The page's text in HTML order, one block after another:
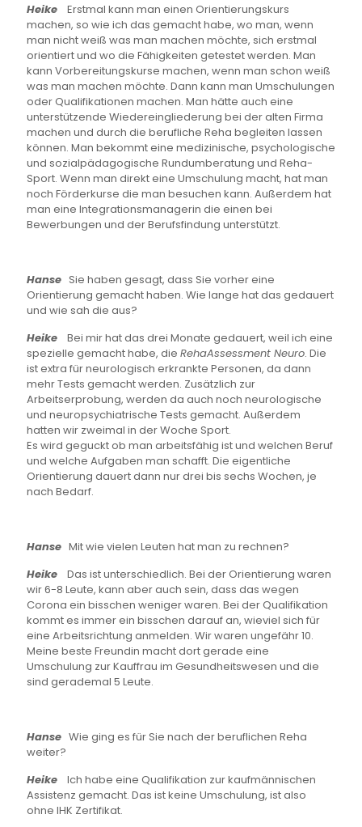
Heike Erstmal kann man einen Orientierungskurs
machen, so wie ich das gemacht habe, wo man, wenn
man nicht weiß was man machen möchte, sich erstmal
orientiert und wo die Fähigkeiten getestet werden. Man
kann Vorbereitungskurse machen, wenn man schon weiß
was man machen möchte. Dann kann man Umschulungen
oder Qualifikationen machen. Man hätte auch eine
unterstützende Wiedereingliederung bei der alten Firma
machen und durch die berufliche Reha begleiten lassen
können. Man bekommt eine medizinische, psychologische
und sozialpädagogische Rundumberatung und Reha-
Sport. Wenn man direkt eine Umschulung macht, hat man
noch Förderkurse die man besuchen kann. Außerdem hat
man eine Integrationsmanagerin die einen bei
Bewerbungen und der Berufsfindung unterstützt.
Hanse Sie haben gesagt, dass Sie vorher eine
Orientierung gemacht haben. Wie lange hat das gedauert
und wie sah die aus?
Heike Bei mir hat das drei Monate gedauert, weil ich eine
spezielle gemacht habe, die RehaAssessment Neuro. Die
ist extra für neurologisch erkrankte Personen, da dann
mehr Tests gemacht werden. Zusätzlich zur
Arbeitserprobung, werden da auch noch neurologische
und neuropsychiatrische Tests gemacht. Außerdem
hatten wir zweimal in der Woche Sport.
Es wird geguckt ob man arbeitsfähig ist und welchen Beruf
und welche Aufgaben man schafft. Die eigentliche
Orientierung dauert dann nur drei bis sechs Wochen, je
nach Bedarf.
Hanse Mit wie vielen Leuten hat man zu rechnen?
Heike Das ist unterschiedlich. Bei der Orientierung waren
wir 6-8 Leute, kann aber auch sein, dass das wegen
Corona ein bisschen weniger waren. Bei der Qualifikation
kommt es immer ein bisschen darauf an, wieviel sich für
eine Arbeitsrichtung anmelden. Wir waren ungefähr 10.
Meine beste Freundin macht dort gerade eine
Umschulung zur Kauffrau im Gesundheitswesen und die
sind gerademal 5 Leute.
Hanse Wie ging es für Sie nach der beruflichen Reha
weiter?
Heike Ich habe eine Qualifikation zur kaufmännischen
Assistenz gemacht. Das ist keine Umschulung, ist also
ohne IHK Zertifikat.